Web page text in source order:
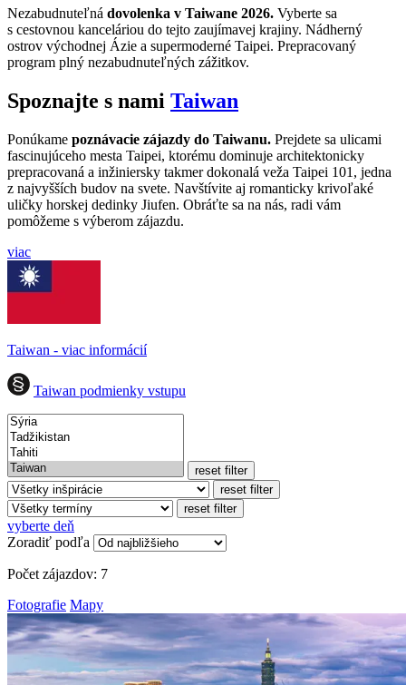
Nezabudnuteľná dovolenka v Taiwane 2026. Vyberte sa
s cestovnou kanceláriou do tejto zaujímavej krajiny. Nádherný
ostrov východnej Ázie a supermoderné Taipei. Prepracovaný
program plný nezabudnuteľných zážitkov.
Spoznajte s nami Taiwan
Ponúkame poznávacie zájazdy do Taiwanu. Prejdete sa ulicami
fascinujúceho mesta Taipei, ktorému dominuje architektonicky
prepracovaná a inžiniersky takmer dokonalá veža Taipei 101, jedna
z najvyšších budov na svete. Navštívite aj romanticky krivoľaké
uličky horskej dedinky Jiufen. Obráťte sa na nás, radi vám
pomôžeme s výberom zájazdu.
viac
Taiwan - viac informácií
Taiwan podmienky vstupu
reset filter
reset filter
reset filter
vyberte deň
Zoradiť podľa
Počet zájazdov: 7
Fotografie Mapy